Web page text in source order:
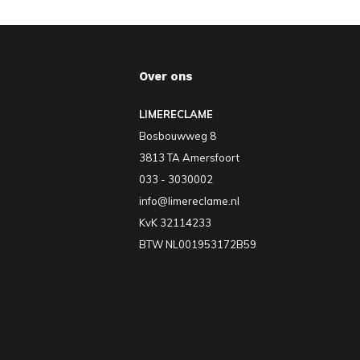
Over ons
LIMERECLAME
Bosbouwweg 8
3813 TA Amersfoort
033 - 3030002
info@limereclame.nl
KvK 32114233
BTW NL001953172B59